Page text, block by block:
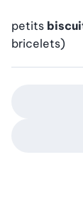
petits
bricelets)